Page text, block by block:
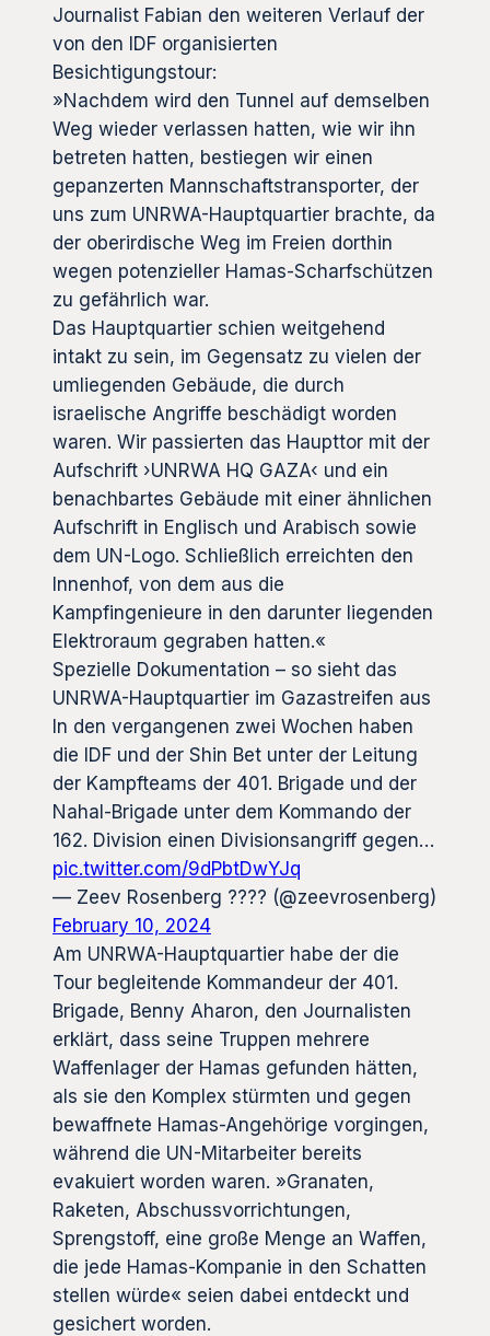
Journalist Fabian den weiteren Verlauf der
von den IDF organisierten
Besichtigungstour:
»Nachdem wird den Tunnel auf demselben
Weg wieder verlassen hatten, wie wir ihn
betreten hatten, bestiegen wir einen
gepanzerten Mannschaftstransporter, der
uns zum UNRWA-Hauptquartier brachte, da
der oberirdische Weg im Freien dorthin
wegen potenzieller Hamas-Scharfschützen
zu gefährlich war.
Das Hauptquartier schien weitgehend
intakt zu sein, im Gegensatz zu vielen der
umliegenden Gebäude, die durch
israelische Angriffe beschädigt worden
waren. Wir passierten das Haupttor mit der
Aufschrift ›UNRWA HQ GAZA‹ und ein
benachbartes Gebäude mit einer ähnlichen
Aufschrift in Englisch und Arabisch sowie
dem UN-Logo. Schließlich erreichten den
Innenhof, von dem aus die
Kampfingenieure in den darunter liegenden
Elektroraum gegraben hatten.«
Spezielle Dokumentation – so sieht das
UNRWA-Hauptquartier im Gazastreifen aus
In den vergangenen zwei Wochen haben
die IDF und der Shin Bet unter der Leitung
der Kampfteams der 401. Brigade und der
Nahal-Brigade unter dem Kommando der
162. Division einen Divisionsangriff gegen…
pic.twitter.com/9dPbtDwYJq
— Zeev Rosenberg ????️ (@zeevrosenberg)
February 10, 2024
Am UNRWA-Hauptquartier habe der die
Tour begleitende Kommandeur der 401.
Brigade, Benny Aharon, den Journalisten
erklärt, dass seine Truppen mehrere
Waffenlager der Hamas gefunden hätten,
als sie den Komplex stürmten und gegen
bewaffnete Hamas-Angehörige vorgingen,
während die UN-Mitarbeiter bereits
evakuiert worden waren. »Granaten,
Raketen, Abschussvorrichtungen,
Sprengstoff, eine große Menge an Waffen,
die jede Hamas-Kompanie in den Schatten
stellen würde« seien dabei entdeckt und
gesichert worden.